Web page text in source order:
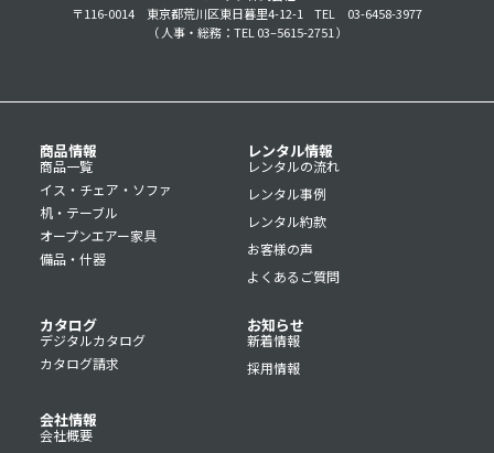
〒116-0014 東京都荒川区東日暮里4-12-1
TEL 03-6458-3977
（ 人事・総務：TEL 03–5615-2751 ）
商品情報
商品一覧
イス・チェア・ソファ
机・テーブル
オープンエアー家具
備品・什器
レンタル情報
レンタルの流れ
レンタル事例
レンタル約款
お客様の声
よくあるご質問
カタログ
デジタルカタログ
カタログ請求
お知らせ
新着情報
採用情報
会社情報
会社概要